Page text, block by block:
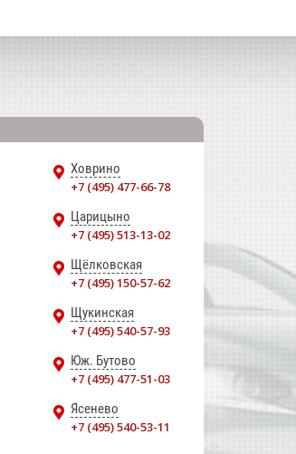
Ховрино
+7 (495) 477-66-78
Царицыно
+7 (495) 513-13-02
Щёлковская
+7 (495) 150-57-62
Щукинская
+7 (495) 540-57-93
Юж. Бутово
+7 (495) 477-51-03
Ясенево
+7 (495) 540-53-11